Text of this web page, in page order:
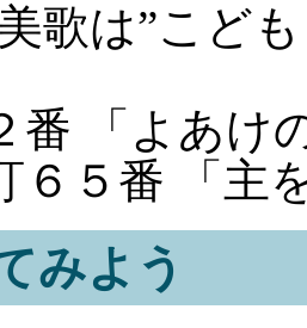
歌は”こど
番 「よあけ
６５番 「主
みよう